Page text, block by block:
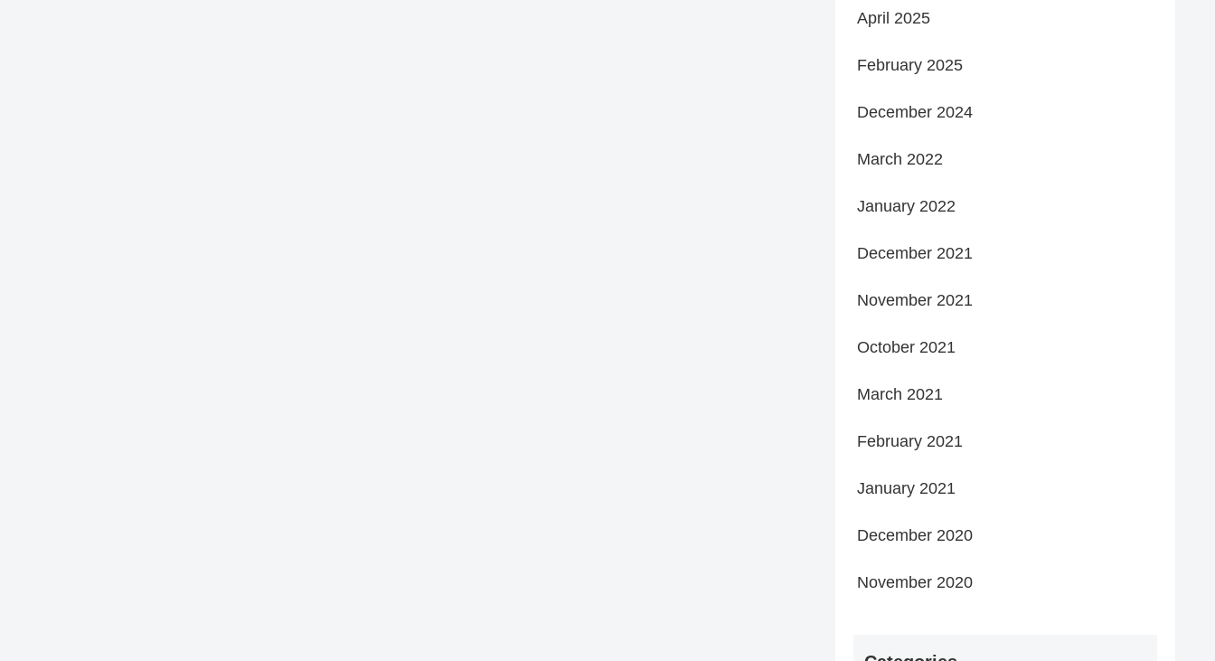
April 2025
February 2025
December 2024
March 2022
January 2022
December 2021
November 2021
October 2021
March 2021
February 2021
January 2021
December 2020
November 2020